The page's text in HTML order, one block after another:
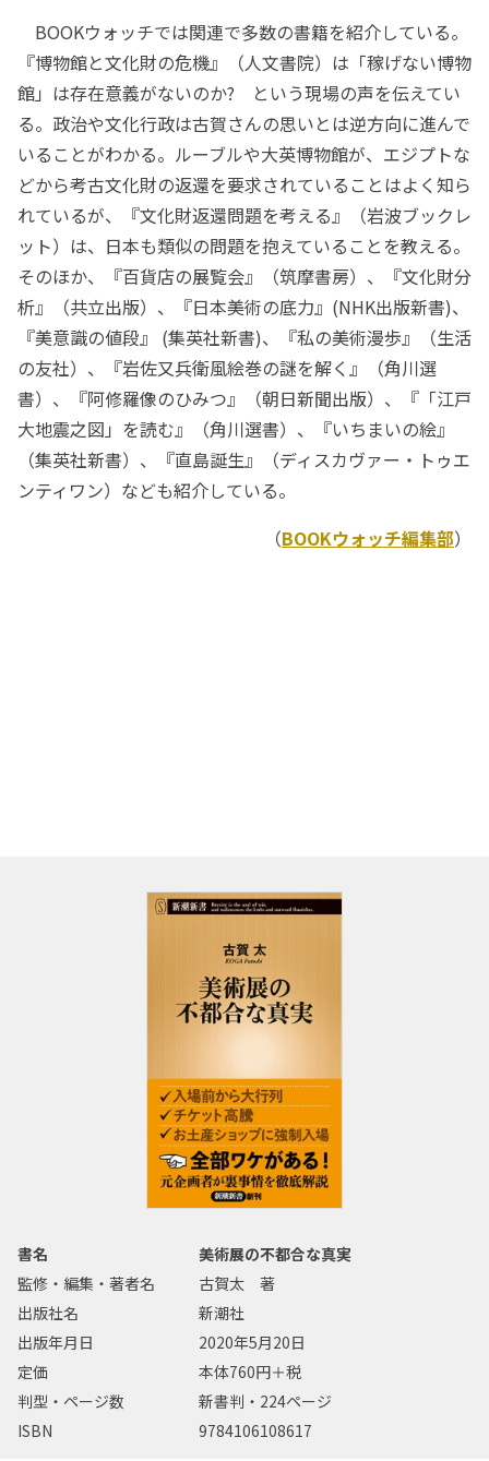
BOOKウォッチでは関連で多数の書籍を紹介している。
『博物館と文化財の危機』（人文書院）は「稼げない博物
館」は存在意義がないのか? という現場の声を伝えてい
る。政治や文化行政は古賀さんの思いとは逆方向に進んで
いることがわかる。ルーブルや大英博物館が、エジプトな
どから考古文化財の返還を要求されていることはよく知ら
れているが、『文化財返還問題を考える』（岩波ブックレ
ット）は、日本も類似の問題を抱えていることを教える。
そのほか、『百貨店の展覧会』（筑摩書房）、『文化財分
析』（共立出版）、『日本美術の底力』(NHK出版新書)、
『美意識の値段』 (集英社新書)、『私の美術漫歩』（生活
の友社）、『岩佐又兵衛風絵巻の謎を解く』（角川選
書）、『阿修羅像のひみつ』（朝日新聞出版）、『「江戸
大地震之図」を読む』（角川選書）、『いちまいの絵』
（集英社新書）、『直島誕生』（ディスカヴァー・トゥエ
ンティワン）なども紹介している。
（BOOKウォッチ編集部）
書名
美術展の不都合な真実
監修・編集・著者名
古賀太 著
出版社名
新潮社
出版年月日
2020年5月20日
定価
本体760円＋税
判型・ページ数
新書判・224ページ
ISBN
9784106108617